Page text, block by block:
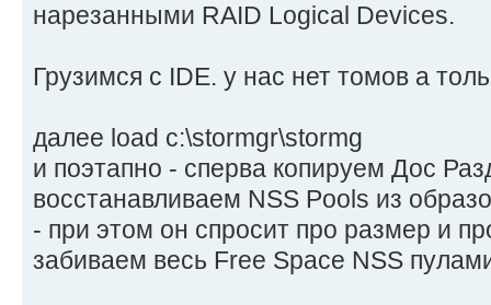
нарезанными RAID Logical Devices.
Грузимся с IDE. у нас нет томов а
далее load c:\stormgr\stormg
и поэтапно - сперва копируем Дос
восстанавливаем NSS Pools из
- при этом он спросит про размер и
забиваем весь Free Space NSS